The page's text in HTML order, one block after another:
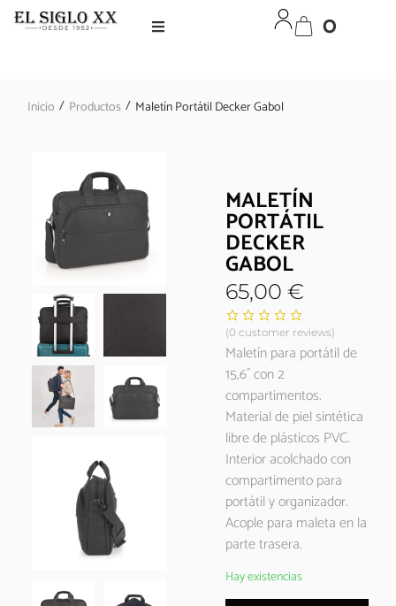
0
Inicio / Productos / Maletín Portátil Decker Gabol
MALETÍN
PORTÁTIL
DECKER
GABOL
65,00€
(0 customer reviews)
Maletín para portátil de
15,6´´ con 2
compartimentos.
Material de piel sintética
libre de plásticos PVC.
Interior acolchado con
compartimento para
portátil y organizador.
Acople para maleta en la
parte trasera.
Hay existencias